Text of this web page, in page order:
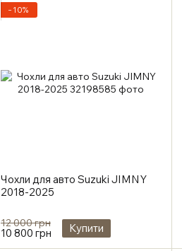
−10%
Чохли для авто Suzuki JIMNY
2018-2025
12 000 грн
10 800 грн Купити